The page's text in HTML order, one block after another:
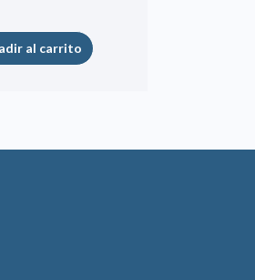
al carrito